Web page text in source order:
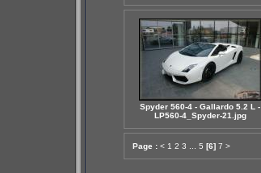
Spyder 560-4 - Gallardo 5.2 L -
LP560-4_Spyder-21.jpg
Page : < 1 2 3 5 [6] 7 >